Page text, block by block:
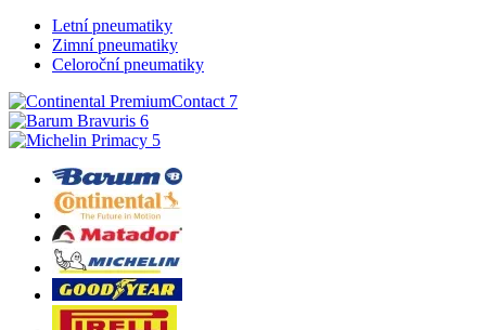
Letní pneumatiky
Zimní pneumatiky
Celoroční pneumatiky